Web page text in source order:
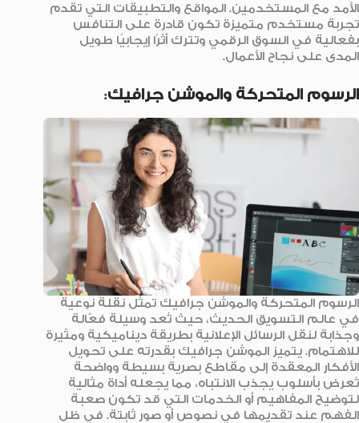
الأمد مع المستخدمين. المواقع والتطبيقات التي تقدم
تجربة مستخدم متميزة تكون قادرة على التنافس
بفعالية في السوق الرقمي وتترك أثرًا إيجابيًا طويل
المدى على نجاح الأعمال.
الرسوم المتحركة والموشن جرافيك:
الرسوم المتحركة والموشن جرافيك تمثل نقلة نوعية
في عالم التسويق الحديث، حيث تُعد وسيلة فعّالة
وجذابة لنقل الرسائل الإعلانية بطريقة ديناميكية ومثيرة
للاهتمام. يتميز الموشن جرافيك بقدرته على تحويل
الأفكار المعقدة إلى مقاطع بصرية بسيطة وواضحة
تُعرض بأسلوب يجذب الانتباه، مما يجعله أداة مثالية
لتوضيح المفاهيم أو الخدمات التي قد تكون صعبة
الفهم عند تقديمها في نصوص أو صور ثابتة. في ظل